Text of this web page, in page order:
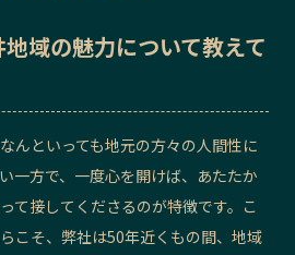
地域の魅力について教えて
んといっても地元の方々の人間性に
一方で、一度心を開けば、あたたか
て接してくださるのが特徴です。こ
こそ、弊社は50年近くもの間、地域